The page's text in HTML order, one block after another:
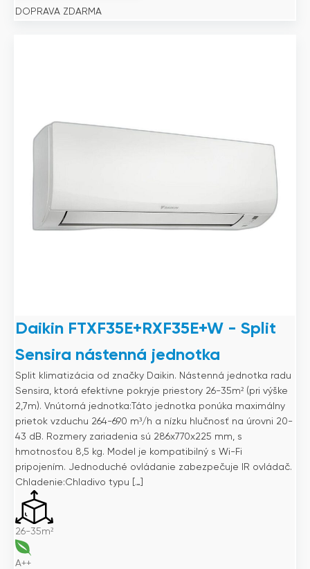
DOPRAVA ZDARMA
Daikin FTXF35E+RXF35E+W - Split
Sensira nástenná jednotka
Split klimatizácia od značky Daikin. Nástenná jednotka radu
Sensira, ktorá efektívne pokryje priestory 26-35m² (pri výške
2,7m). Vnútorná jednotka:Táto jednotka ponúka maximálny
prietok vzduchu 264-690 m³/h a nízku hlučnosť na úrovni 20-
43 dB. Rozmery zariadenia sú 286x770x225 mm, s
hmotnosťou 8,5 kg. Model je kompatibilný s Wi-Fi
pripojením. Jednoduché ovládanie zabezpečuje IR ovládač.
Chladenie:Chladivo typu […]
26-35m²
A++